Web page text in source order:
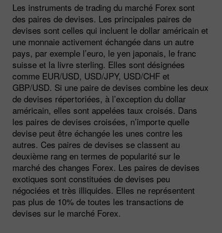
Les instruments de trading du marché Forex sont
des paires de devises. Les principales paires de
devises sont celles qui incluent le dollar américain et
une monnaie activement échangée dans un autre
pays, par exemple l’euro, le yen japonais, le franc
suisse et la livre sterling. Elles sont désignées
comme EUR/USD, USD/JPY, USD/CHF et
GBP/USD. Si une paire de devises combine les deux
de devises répertoriées, à l’exception du dollar
américain, elles sont appelées taux croisés. Dans
les paires de devises croisées, n’importe quelle
devise peut être échangée les unes contre les
autres. Ces paires de devises se classent au
deuxième rang en termes de popularité sur le
marché des changes Forex. Les paires de devises
exotiques sont constituées de devises peu
négociées et très illiquides. Elles ne représentent
pas plus de 10% de toutes les transactions de
devises sur le marché Forex.